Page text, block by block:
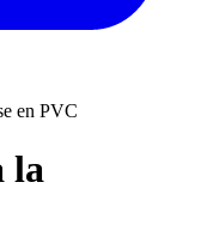
en PVC
la